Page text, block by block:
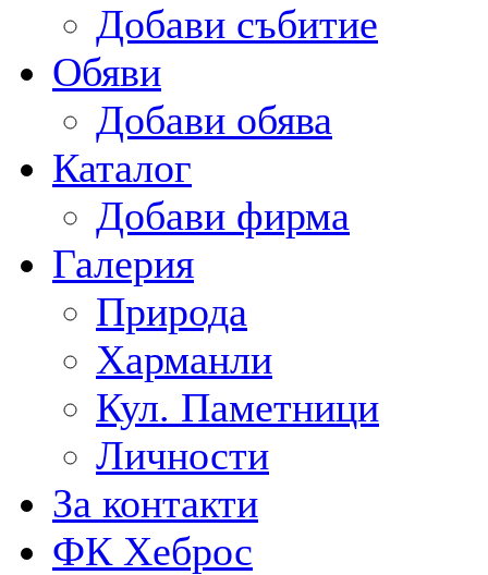
Добави събитие
Обяви
Добави обява
Каталог
Добави фирма
Галерия
Природа
Харманли
Кул. Паметници
Личности
За контакти
ФК Хеброс